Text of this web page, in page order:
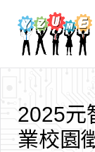
2025元
業校園